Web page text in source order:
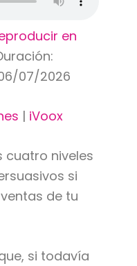
en
07/2026
| iVoox
cuatro niveles
si
de tu
si todavía